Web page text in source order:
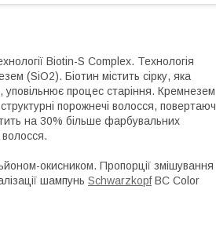
Biotin-S Complex. Технологія
(SiO2). Біотин містить сірку, яка
уповільнює процес старіння. Кремнезем
порожнечі волосся,
на 30% більше фарбувальних
окисником. Пропорції змішування
шампунь SchwarzkopfBC Color